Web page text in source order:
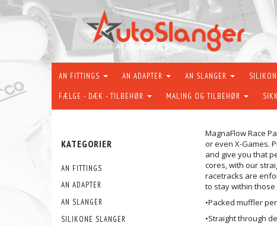
AN FITTINGS AN ADAPTER AN SLANGER
FÆLGE - DÆK - TILBEHØR MALING OG TILBEHØR
KATEGORIER
AN FITTINGS
AN ADAPTER
AN SLANGER
SILIKONE SLANGER
MagnaFlow Race
or even X-Games.
and give you that
cores, with our
racetracks are
to stay within those
•Packed muffler
•Straight through